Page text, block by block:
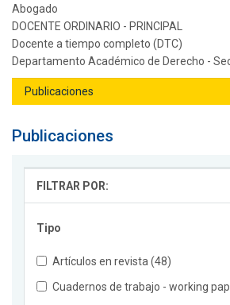
Abogado
DOCENTE ORDINARIO - PRINCIPAL
Docente a tiempo completo (DTC)
Departamento Académico de Derecho -
Publicaciones
FILTRAR POR:
Tipo
Artículos en revista (48)
Cuadernos de trabajo - working